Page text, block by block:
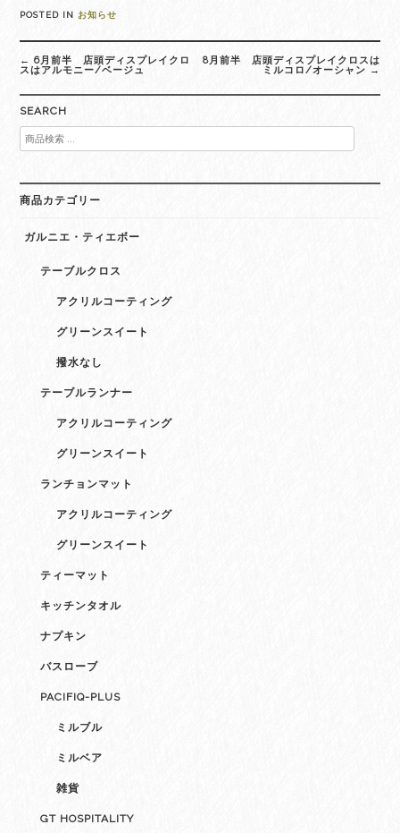
POSTED INお知らせ
navigation
← 6月前半 店頭ディスプレイクロ
スはアルモニー/ベージュ
8月前半 店頭ディスプレイクロスは
ミルコロ/オーシャン →
SEARCH
検
索
象:
商品カテゴリー
ガルニエ・ティエボー
テーブルクロス
アクリルコーティング
グリーンスイート
撥水なし
テーブルランナー
アクリルコーティング
グリーンスイート
ランチョンマット
アクリルコーティング
グリーンスイート
ティーマット
キッチンタオル
ナプキン
バスローブ
PACIFIQ-PLUS
ミルブル
ミルベア
雑貨
GT HOSPITALITY